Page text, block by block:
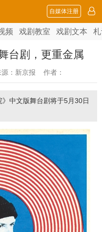
自媒体注册
频 戏剧教室 戏剧文本
台剧，更重金属
源：新京报 作者：
中文版舞台剧将于5月30日